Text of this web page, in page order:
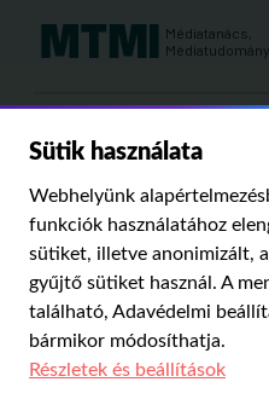
Sütik használata
Webhelyünk
funkciók használatához
sütiket, illetve anonimizált,
gyűjtő sütiket használ. A
található, Adavédelmi
bármikor módosíthatja.
Részletek és beállítások
Médiatanács,
Kutatási területeink:
MÉDIA ÉS TÁRSADALOM
PUBLIKÁCIÓINKRÓLUNK
ADATVÉDELMI BEÁLLÍTÁSOK